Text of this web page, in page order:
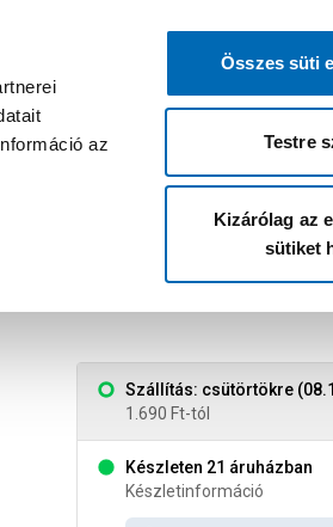
az
Összes süti
Testre
Kizárólag az
sütiket
bejelentkezni?
Áruházak és
fekete "arrow"
Szállítás: csütörtökre
1.690 Ft-tól
Készleten 21 áruházban
Készletinformáció